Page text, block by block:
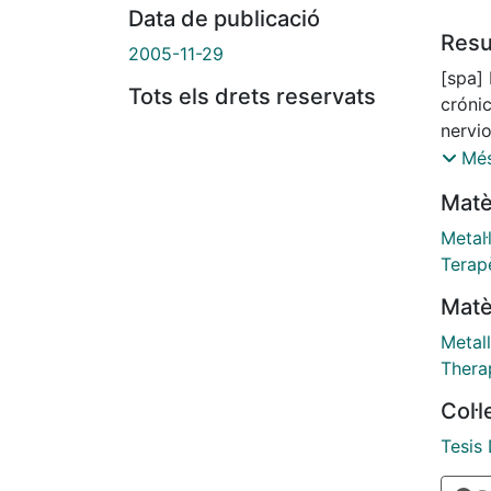
Data de publicació
2005-11-29
Tots els drets reservats
[spa]
es
la
Tesis